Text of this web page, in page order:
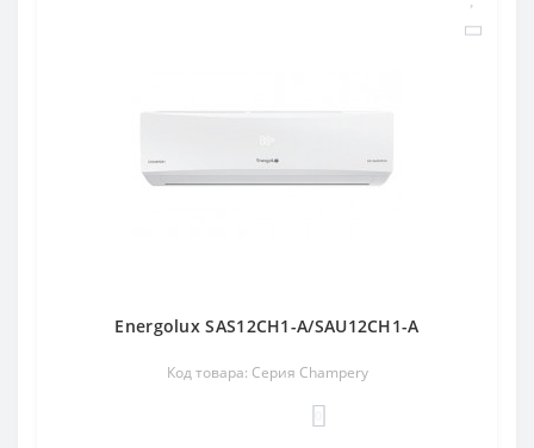
Energolux SAS12CH1-A/SAU12CH1-A
Код товара: Серия Champery